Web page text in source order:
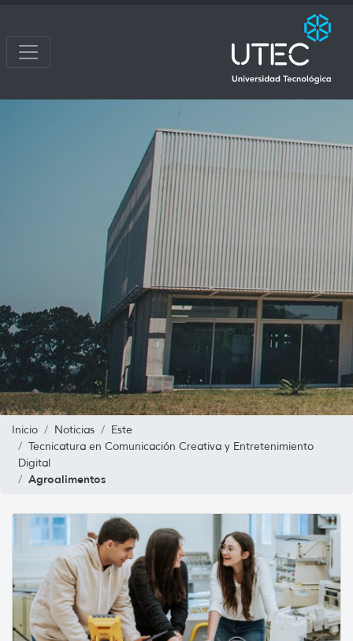
Inicio Noticias
Este
Tecnicatura en Comunicación Creativa y Entretenimiento
Digital
Agroalimentos